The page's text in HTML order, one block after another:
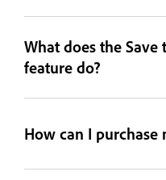
What does the
feature do?
How can I purchase